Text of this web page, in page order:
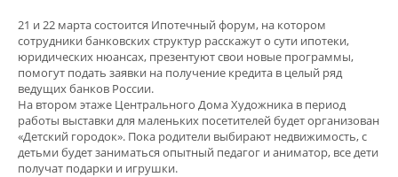
21 и 22 марта состоится Ипотечный форум, на котором
сотрудники банковских структур расскажут о сути ипотеки,
юридических нюансах, презентуют свои новые программы,
помогут подать заявки на получение кредита в целый ряд
ведущих банков России.
На втором этаже Центрального Дома Художника в период
работы выставки для маленьких посетителей будет организован
«Детский городок». Пока родители выбирают недвижимость, с
детьми будет заниматься опытный педагог и аниматор, все дети
получат подарки и игрушки.